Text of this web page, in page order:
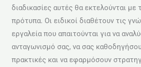
διαδικασίες αυτές θα εκτελούνται
πρότυπα. Οι ειδικοί διαθέτουν τις
εργαλεία που απαιτούνται για να
ανταγωνισμό σας, να σας
πρακτικές και να εφαρμόσουν